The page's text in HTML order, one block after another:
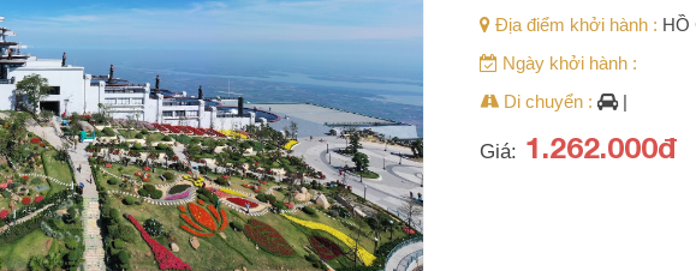
Địa điểm khởi hành : HỒ
Ngày khởi hành :
Di chuyển :
|
Giá: 1.262.000đ